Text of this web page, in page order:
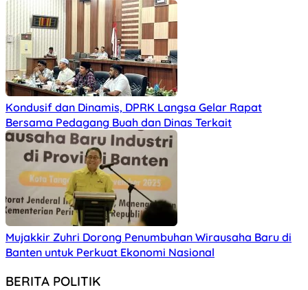
Kondusif dan Dinamis, DPRK Langsa Gelar Rapat
Bersama Pedagang Buah dan Dinas Terkait
Mujakkir Zuhri Dorong Penumbuhan Wirausaha Baru di
Banten untuk Perkuat Ekonomi Nasional
BERITA POLITIK